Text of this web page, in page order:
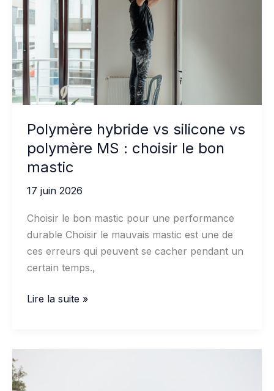
résistants
à
la
chaleur
Polymère hybride vs silicone vs
polymère MS : choisir le bon
mastic
17 juin 2026
Choisir le bon mastic pour une performance
durable Choisir le mauvais mastic est une de
ces erreurs qui peuvent se cacher pendant un
certain temps.,
Polymère
silicone
Lire la suite »